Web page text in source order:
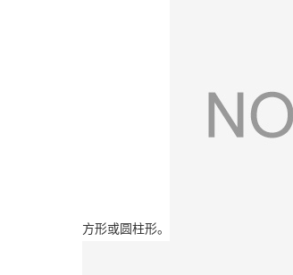
方形或圆柱形。